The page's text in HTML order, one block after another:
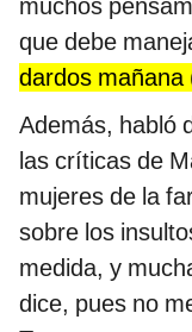
muchos
que debe
dardos mañana
Además, habló
las críticas de
mujeres de la
sobre los
medida, y
dice, pues no